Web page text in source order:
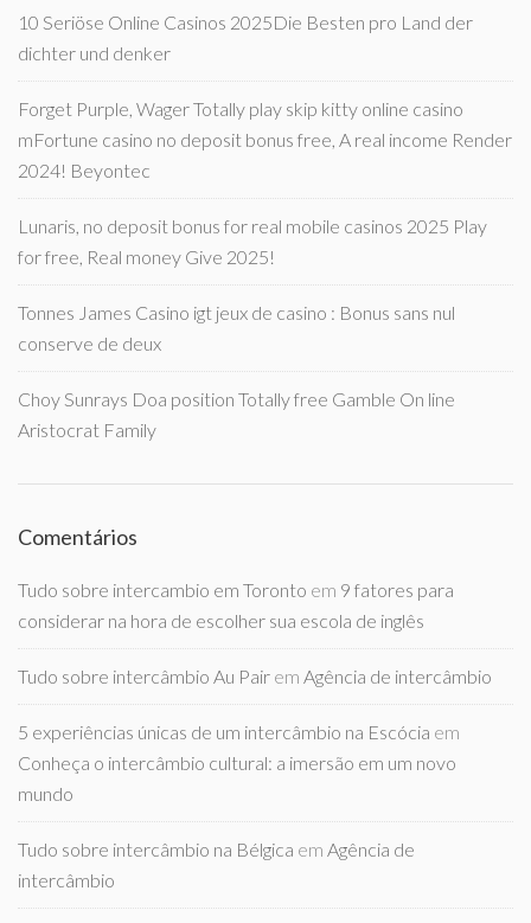
10 Seriöse Online Casinos 2025Die Besten pro Land der
dichter und denker
Forget Purple, Wager Totally play skip kitty online casino
mFortune casino no deposit bonus free, A real income Render
2024! Beyontec
Lunaris, no deposit bonus for real mobile casinos 2025 Play
for free, Real money Give 2025!
Tonnes James Casino igt jeux de casino : Bonus sans nul
conserve de deux
Choy Sunrays Doa position Totally free Gamble On line
Aristocrat Family
Comentários
Tudo sobre intercambio em Toronto em 9 fatores para
considerar na hora de escolher sua escola de inglês
Tudo sobre intercâmbio Au Pair em Agência de intercâmbio
5 experiências únicas de um intercâmbio na Escócia em
Conheça o intercâmbio cultural: a imersão em um novo
mundo
Tudo sobre intercâmbio na Bélgica em Agência de
intercâmbio